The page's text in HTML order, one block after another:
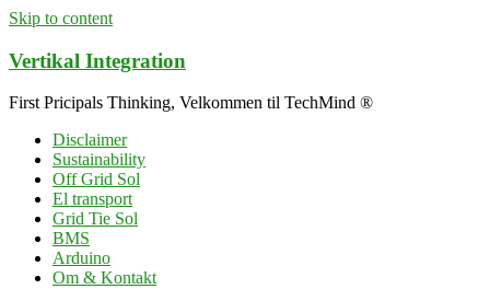
Skip to content
Vertikal Integration
First Pricipals Thinking, Velkommen til TechMind ®
Disclaimer
Sustainability
Off Grid Sol
El transport
Grid Tie Sol
BMS
Arduino
Om & Kontakt